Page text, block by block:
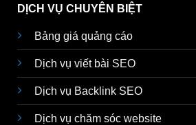
DỊCH VỤ CHUYÊN BIỆT
Bảng giá quảng cáo
Dịch vụ viết bài SEO
Dịch vụ Backlink SEO
Dịch vụ chăm sóc website